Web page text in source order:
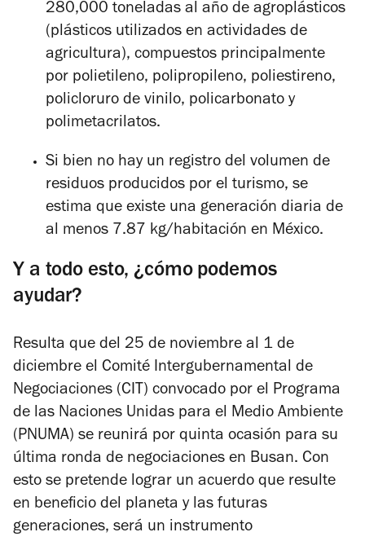
280,000 toneladas al año de agroplásticos
(plásticos utilizados en actividades de
agricultura), compuestos principalmente
por polietileno, polipropileno, poliestireno,
policloruro de vinilo, policarbonato y
polimetacrilatos.
Si bien no hay un registro del volumen de
residuos producidos por el turismo, se
estima que existe una generación diaria de
al menos 7.87 kg/habitación en México.
Y a todo esto, ¿cómo podemos
ayudar?
Resulta que del 25 de noviembre al 1 de
diciembre el Comité Intergubernamental de
Negociaciones (CIT) convocado por el Programa
de las Naciones Unidas para el Medio Ambiente
(PNUMA) se reunirá por quinta ocasión para su
última ronda de negociaciones en Busan. Con
esto se pretende lograr un acuerdo que resulte
en beneficio del planeta y las futuras
generaciones, será un instrumento